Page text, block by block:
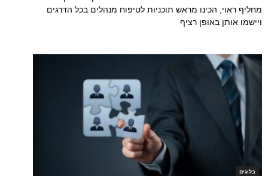
מחליף ראוי, הכינו מראש תוכניות לטיפוח מנהלים בכל הדרגים
ויישמו אותן באופן רציף
בלוגים